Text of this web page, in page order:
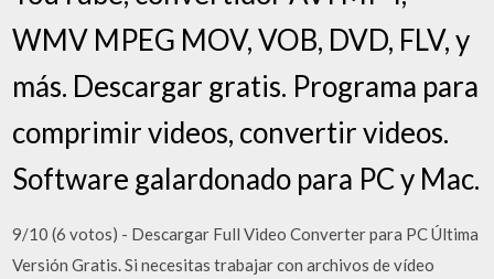
WMV MPEG MOV, VOB, DVD, FLV, y
más. Descargar gratis. Programa para
comprimir videos, convertir videos.
Software galardonado para PC y Mac.
9/10 (6 votos) - Descargar Full Video Converter para PC Última
Versión Gratis. Si necesitas trabajar con archivos de vídeo